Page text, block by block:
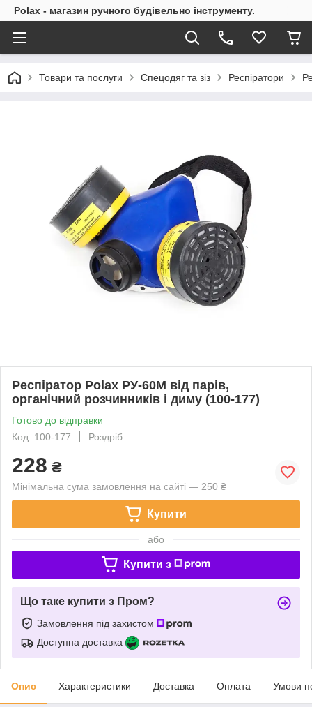
Polax - магазин ручного будівельно інструменту.
Товари та послуги Спецодяг та зіз Респіратори
Респіратор Polax РУ-60М від парів,
органічний розчинників і диму (100-177)
Готово до відправки
Код: 100-177
Роздріб
228 ₴
Мінімальна сума замовлення на сайті — 250 ₴
Купити
або
Купити з
Що таке купити з Пром?
Замовлення під захистом
Доступна доставка
Опис Характеристики Доставка Оплата Умови